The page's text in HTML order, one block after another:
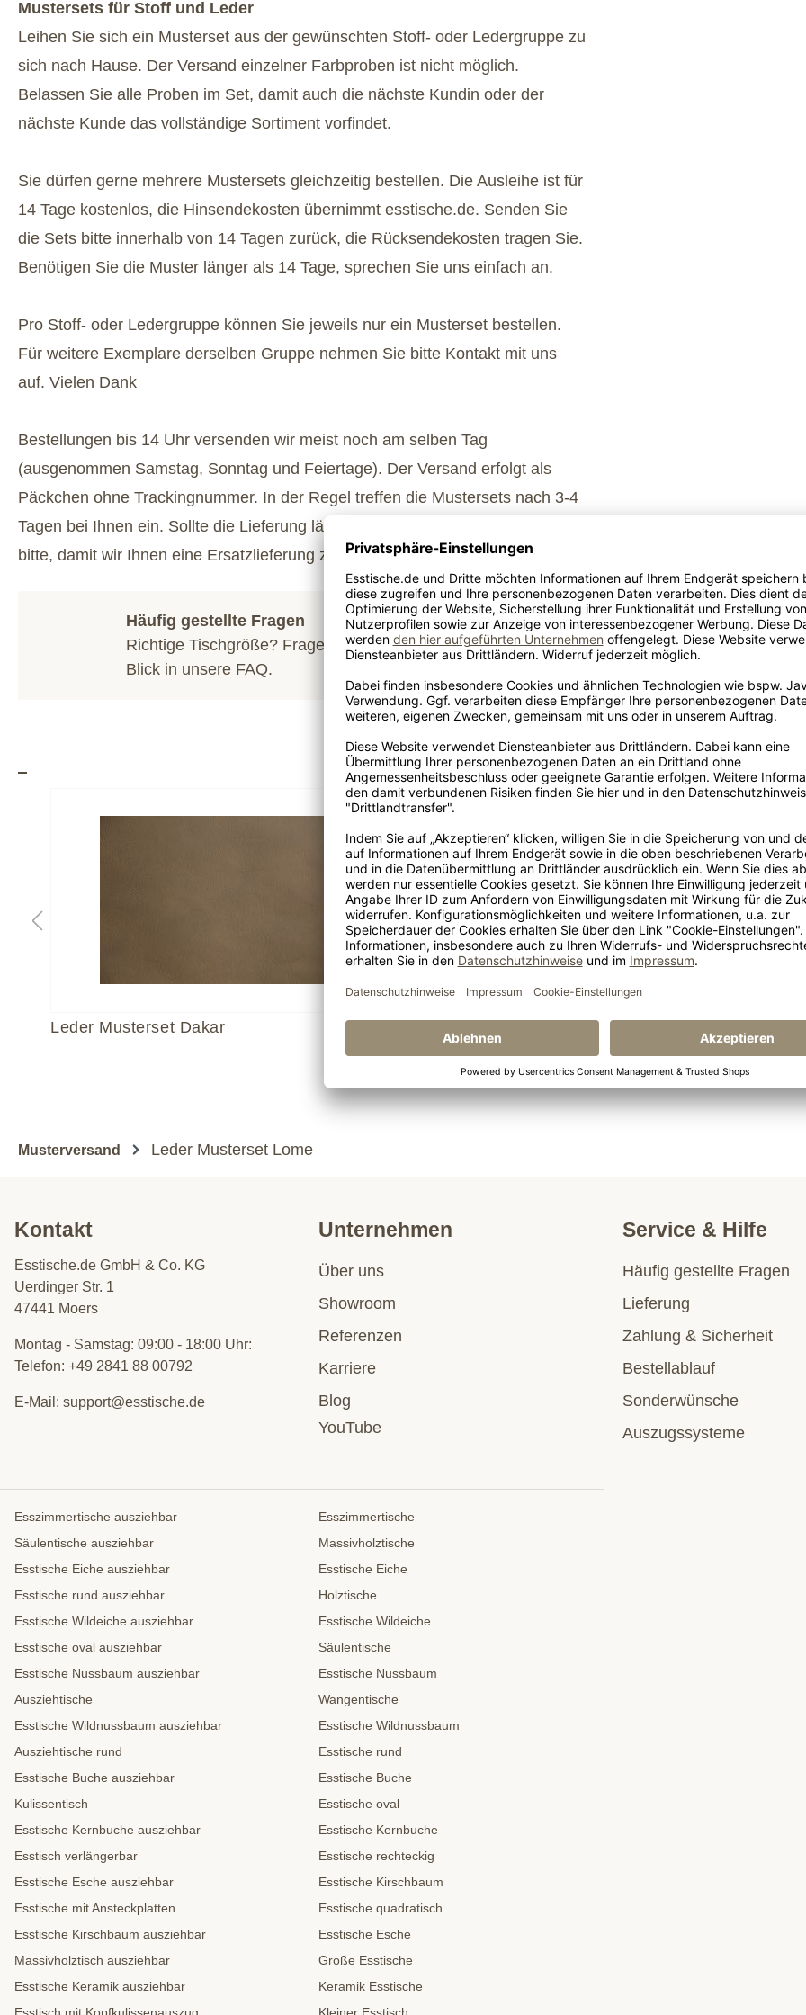
Mustersets für Stoff und Leder
Leihen Sie sich ein Musterset aus der gewünschten Stoff- oder Ledergruppe zu
sich nach Hause. Der Versand einzelner Farbproben ist nicht möglich.
Belassen Sie alle Proben im Set, damit auch die nächste Kundin oder der
nächste Kunde das vollständige Sortiment vorfindet.
Sie dürfen gerne mehrere Mustersets gleichzeitig bestellen. Die Ausleihe ist für
14 Tage kostenlos, die Hinsendekosten übernimmt esstische.de. Senden Sie
die Sets bitte innerhalb von 14 Tagen zurück, die Rücksendekosten tragen Sie.
Benötigen Sie die Muster länger als 14 Tage, sprechen Sie uns einfach an.
Pro Stoff- oder Ledergruppe können Sie jeweils nur ein Musterset bestellen.
Für weitere Exemplare derselben Gruppe nehmen Sie bitte Kontakt mit uns
auf. Vielen Dank
Bestellungen bis 14 Uhr versenden wir meist noch am selben Tag
(ausgenommen Samstag, Sonntag und Feiertage). Der Versand erfolgt als
Päckchen ohne Trackingnummer. In der Regel treffen die Mustersets nach 3-4
Tagen bei Ihnen ein. Sollte die Lieferung länger dauern, informieren Sie uns
bitte, damit wir Ihnen eine Ersatzlieferung zukommen lassen können.
Häufig gestellte Fragen
Richtige Tischgröße? Fragen zum Holz? Werfen Sie einen
Blick in unsere FAQ.
Leder Musterset Dakar Leder Musterset Farum
Musterversand Leder Musterset Lome
Kontakt
Esstische.de GmbH & Co. KG
Uerdinger Str. 1
47441 Moers
Montag - Samstag: 09:00 - 18:00 Uhr:
Telefon: +49 2841 88 00792
E-Mail: support@esstische.de
Unternehmen
Über uns
Showroom
Referenzen
Karriere
Blog
YouTube
Service & Hilfe
Häufig gestellte Fragen
Lieferung
Zahlung & Sicherheit
Bestellablauf
Sonderwünsche
Auszugssysteme
Esszimmertische ausziehbar
Säulentische ausziehbar
Esstische Eiche ausziehbar
Esstische rund ausziehbar
Esstische Wildeiche ausziehbar
Esstische oval ausziehbar
Esstische Nussbaum ausziehbar
Ausziehtische
Esstische Wildnussbaum ausziehbar
Ausziehtische rund
Esstische Buche ausziehbar
Kulissentisch
Esstische Kernbuche ausziehbar
Esstisch verlängerbar
Esstische Esche ausziehbar
Esstische mit Ansteckplatten
Esstische Kirschbaum ausziehbar
Massivholztisch ausziehbar
Esstische Keramik ausziehbar
Esszimmertische
Massivholztische
Esstische Eiche
Holztische
Esstische Wildeiche
Säulentische
Esstische Nussbaum
Wangentische
Esstische Wildnussbaum
Esstische rund
Esstische Buche
Esstische oval
Esstische Kernbuche
Esstische rechteckig
Esstische Kirschbaum
Esstische quadratisch
Esstische Esche
Große Esstische
Keramik Esstische